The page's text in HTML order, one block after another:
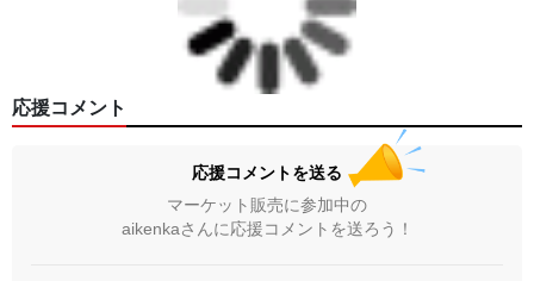
応援コメント
応援コメントを送る
マーケット販売に参加中の
aikenkaさんに応援コメントを送ろう！